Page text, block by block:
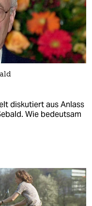
diskutiert aus Anlass
Wie bedeutsam